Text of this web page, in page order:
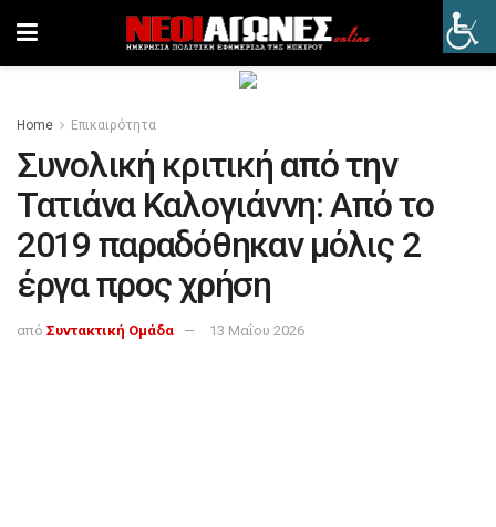
Home Επικαιρότητα
Συνολική κριτική από την
Τατιάνα Καλογιάννη: Από το
2019 παραδόθηκαν μόλις 2
έργα προς χρήση
από Συντακτική Ομάδα 13 Μαΐου 2026